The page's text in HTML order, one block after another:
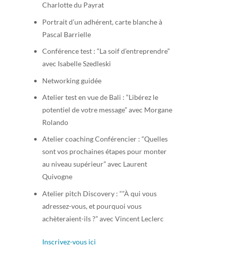
Charlotte du Payrat
Portrait d’un adhérent, carte blanche à
Pascal Barrielle
Conférence test : “La soif d’entreprendre”
avec Isabelle Szedleski
Networking guidée
Atelier test en vue de Bali : “Libérez le
potentiel de votre message” avec Morgane
Rolando
Atelier coaching Conférencier : “Quelles
sont vos prochaines étapes pour monter
au niveau supérieur” avec Laurent
Quivogne
Atelier pitch Discovery : “”À qui vous
adressez-vous, et pourquoi vous
achèteraient-ils ?” avec Vincent Leclerc
Inscrivez-vous ici